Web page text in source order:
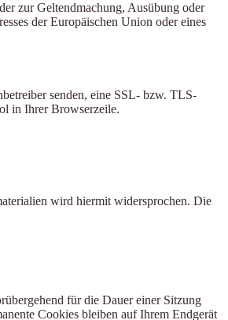
zur Geltendmachung, Ausübung oder
der Europäischen Union oder eines
senden, eine SSL- bzw. TLS-
in Ihrer Browserzeile.
wird hiermit widersprochen. Die
für die Dauer einer Sitzung
Cookies bleiben auf Ihrem Endgerät